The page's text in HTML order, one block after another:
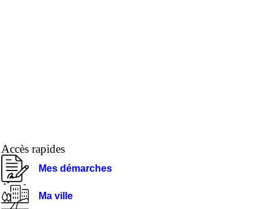
Accès rapides
Mes démarches
Ma ville